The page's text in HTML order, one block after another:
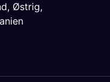
, Østrig,